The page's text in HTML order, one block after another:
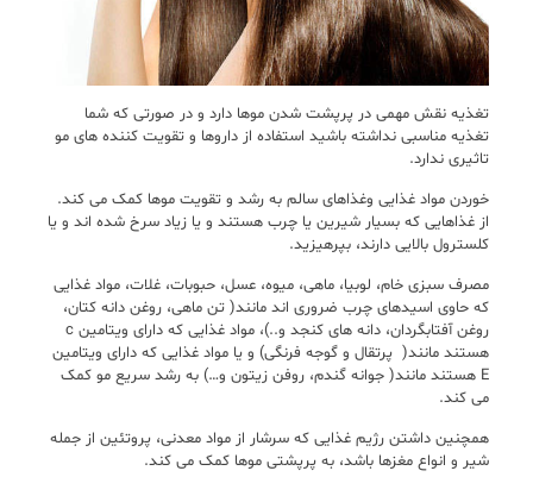
تغذیه نقش مهمی در پرپشت شدن موها دارد و در صورتی که شما
تغذیه مناسبی نداشته باشید استفاده از داروها و تقویت کننده های مو
تاثیری ندارد.
خوردن مواد غذایی وغذاهای سالم به رشد و تقویت موها کمک می کند.
از غذاهایی که بسیار شیرین یا چرب هستند و یا زیاد سرخ شده اند و یا
کلسترول بالایی دارند، بپرهیزید.
مصرف سبزی خام، لوبیا، ماهی، میوه، عسل، حبوبات، غلات، مواد غذایی
که حاوی اسیدهای چرب ضروری اند مانند( تن ماهی، روغن دانه کتان،
روغن آفتابگردان، دانه های کنجد و..)، مواد غذایی که دارای ویتامین c
هستند مانند( پرتقال و گوجه فرنگی) و یا مواد غذایی که دارای ویتامین
E هستند مانند( جوانه گندم، روفن زیتون و…) به رشد سریع مو کمک
می کند.
همچنین داشتن رژیم غذایی که سرشار از مواد معدنی، پروتئین از جمله
شیر و انواع مغزها باشد، به پرپشتی موها کمک می کند.